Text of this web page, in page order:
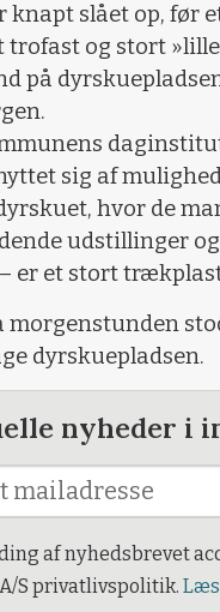
knapt slået op, før
trofast og stort
på
sig af
hvor de
udstillinger
er et stort
morgenstunden
dyrskuepladsen.
nyheder i
af nyhedsbrevet
S privatlivspolitik. Læs